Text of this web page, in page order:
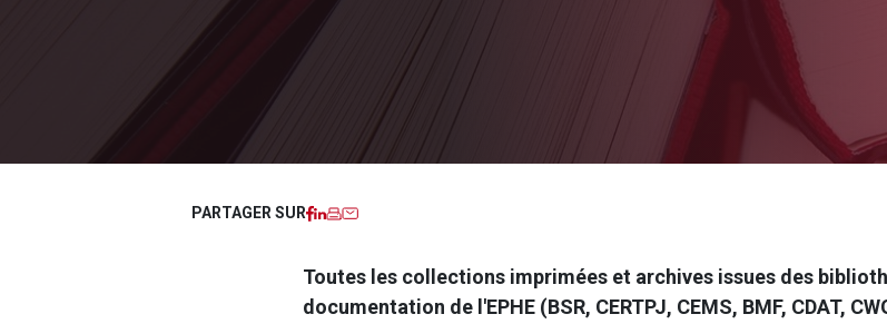
PARTAGER SUR Facebook
LinkedIn
Imprimer
Toutes les collections imprimées et archives issues des
documentation de l'EPHE (BSR, CERTPJ, CEMS, BMF, CDAT,